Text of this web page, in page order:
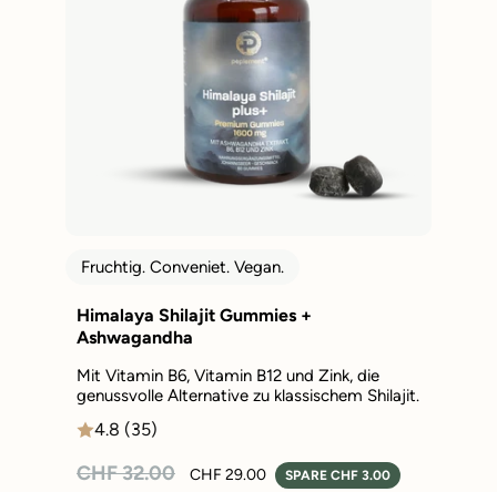
Fruchtig. Conveniet. Vegan.
Himalaya Shilajit Gummies +
Ashwagandha
Mit Vitamin B6, Vitamin B12 und Zink, die
genussvolle Alternative zu klassischem Shilajit.
4.8 (35)
Normaler
CHF 32.00 Sonderpreis
CHF 29.00 SPARE CHF 3.00